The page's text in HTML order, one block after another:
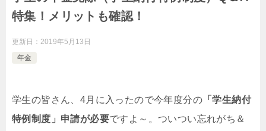
特集！メリットも確認！
更新日： 2019年5月13日
年金
学生の皆さん、4月に入ったので今年度分の 「学生納付
特例制度」申請が必要ですよ～。ついつい忘れがち＆